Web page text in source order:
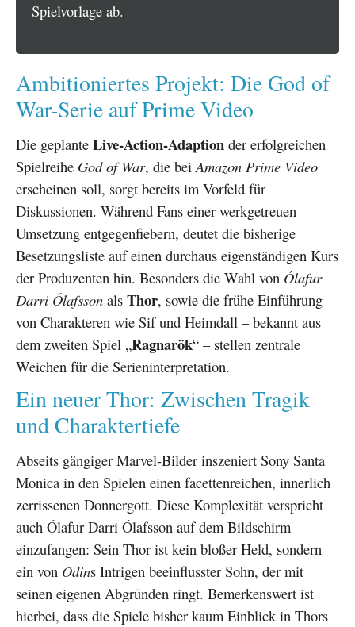
Spielvorlage ab.
Ambitioniertes Projekt: Die God of
War-Serie auf Prime Video
Die geplante Live-Action-Adaption der erfolgreichen
Spielreihe God of War, die beiAmazon Prime Video
erscheinen soll, sorgt bereits im Vorfeld für
Diskussionen. Während Fans einer werkgetreuen
Umsetzung entgegenfiebern, deutet die bisherige
Besetzungsliste auf einen durchaus eigenständigen Kurs
der Produzenten hin. Besonders die Wahl von Ólafur
Darri Ólafsson als Thor, sowie die frühe Einführung
von Charakteren wie Sif und Heimdall – bekannt aus
dem zweiten Spiel „Ragnarök“ – stellen zentrale
Weichen für die Serieninterpretation.
Ein neuer Thor: Zwischen Tragik
und Charaktertiefe
Abseits gängiger Marvel-Bilder inszeniert Sony Santa
Monica in den Spielen einen facettenreichen, innerlich
zerrissenen Donnergott. Diese Komplexität verspricht
auch Ólafur Darri Ólafsson auf dem Bildschirm
einzufangen: Sein Thor ist kein bloßer Held, sondern
ein von Odins Intrigen beeinflusster Sohn, der mit
seinen eigenen Abgründen ringt. Bemerkenswert ist
hierbei, dass die Spiele bisher kaum Einblick in Thors